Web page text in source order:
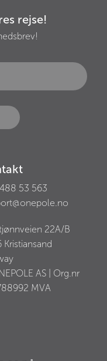
rejse!
53 563
22A/B
Kristiansand
AS | Org.nr
MVA